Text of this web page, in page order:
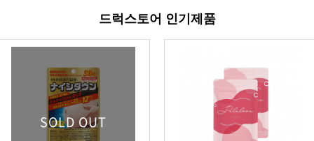
드럭스토어 인기제품
SOLD OUT